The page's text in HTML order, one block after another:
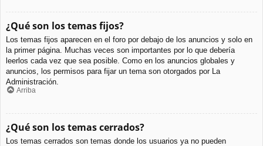
¿Qué son los temas fijos?
Los temas fijos aparecen en el foro por debajo de los anuncios y solo en
la primer página. Muchas veces son importantes por lo que debería
leerlos cada vez que sea posible. Como en los anuncios globales y
anuncios, los permisos para fijar un tema son otorgados por La
Administración.
Arriba
¿Qué son los temas cerrados?
Los temas cerrados son temas donde los usuarios ya no pueden